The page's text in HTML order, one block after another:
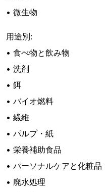
• 微生物
用途別:
• 食べ物と飲み物
• 洗剤
• 餌
• バイオ燃料
• 繊維
• パルプ・紙
• 栄養補助食品
• パーソナルケアと化粧品
• 廃水処理